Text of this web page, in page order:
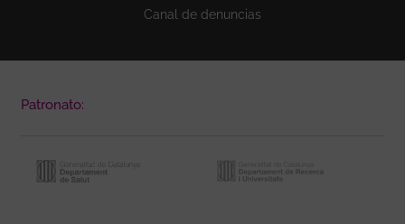
Canal de denuncias
Patronato: